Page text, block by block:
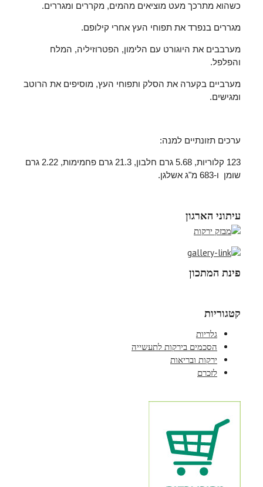
כשהוא מתרכך מעט מוציאים מהמים, מקררים ומגררים.
מגררים בנפרד את תפוחי העץ אחרי קילופם.
מערבבים את היוגורט עם הלימון, הפטרוזיליה, המלח
והפלפל.
מערביים בקערה את הסלק ותפוחי העץ, מוסיפים את הרוטב
ומגישים.
ערכים תזונתיים למנה:
123 קלוריות, 5.68 גרם חלבון, 21.3 גרם פחמימות, 2.22 גרם
שומן ו-683 מ"ג אשלגן.
עיתוני הארגון
פינת המתכון
קטגוריות
גלריות
הסכמים בירקות לתעשייה
ירקות ובריאות
לזכרם